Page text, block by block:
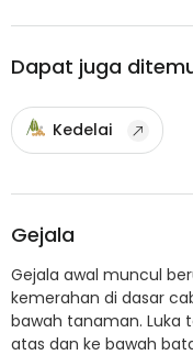
Dapat juga
Kedelai
Gejala
Gejala awal muncul
kemerahan di dasar
bawah tanaman. Luka
atas dan ke bawah